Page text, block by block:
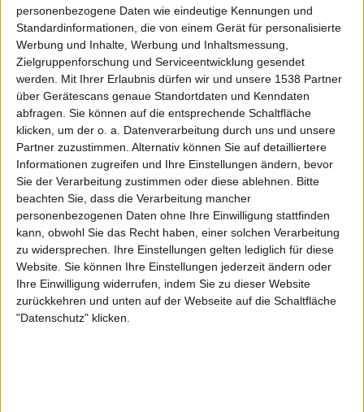
personenbezogene Daten wie eindeutige Kennungen und
Standardinformationen, die von einem Gerät für personalisierte
Werbung und Inhalte, Werbung und Inhaltsmessung,
Zielgruppenforschung und Serviceentwicklung gesendet
werden.
Mit Ihrer Erlaubnis dürfen wir und unsere 1538 Partner
über Gerätescans genaue Standortdaten und Kenndaten
abfragen. Sie können auf die entsprechende Schaltfläche
klicken, um der o. a. Datenverarbeitung durch uns und unsere
Partner zuzustimmen. Alternativ können Sie auf detailliertere
Informationen zugreifen und Ihre Einstellungen ändern, bevor
Sie der Verarbeitung zustimmen oder diese ablehnen.
Bitte
beachten Sie, dass die Verarbeitung mancher
personenbezogenen Daten ohne Ihre Einwilligung stattfinden
kann, obwohl Sie das Recht haben, einer solchen Verarbeitung
zu widersprechen. Ihre Einstellungen gelten lediglich für diese
Website. Sie können Ihre Einstellungen jederzeit ändern oder
Ihre Einwilligung widerrufen, indem Sie zu dieser Website
zurückkehren und unten auf der Webseite auf die Schaltfläche
"Datenschutz" klicken.
nennenswerte Beispiele für Referenzen, die euch
während der Arbeit an dem neuen Material beeinflusst
haben?
Die Suche beginnt mit jedem Mal aufs Neue. Keine Frage.
Musik machen bedeutet für uns in erster Linie, sich aus
dem Fenster zu lehnen, Sachen auszuprobieren, neue
Sounds zu entdecken. Wir zwingen uns zum Experiment,
um mit einem Ergebnis vorstellig zu werden, das uns
selbst überrascht. Wir wissen nie wohin uns unsere
musikalische Reise hinführen wird. Wir wissen nur, dass
wir uns immer wieder selber überraschen müssen, haha.
Niemals würden wir auf die Idee kommen, uns
musikalisch zu limitieren und uns einschränkende
Barrieren in den Weg zu legen. Bei uns im Tourbus laufen
die verschiedensten Musikstile, viel Pop, viel Rock und
viel Fusion. OCEANSIZE und KATATONIA waren